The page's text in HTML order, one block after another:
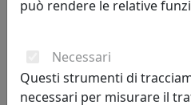
una forma, per una
È sempre il dettaglio che
partecipare a questo
può rendere le relative
Necessari
Questi strumenti di
necessari per misurare il